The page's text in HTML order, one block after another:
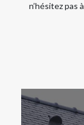
n’hésitez pas